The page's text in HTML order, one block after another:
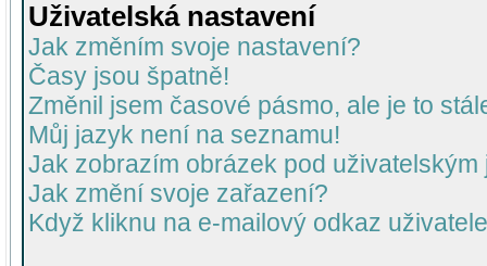
Uživatelská nastavení
Jak změním svoje nastavení?
Časy jsou špatně!
Změnil jsem časové pásmo, ale je to
Můj jazyk není na seznamu!
Jak zobrazím obrázek pod uživatelským
Jak změní svoje zařazení?
Když kliknu na e-mailový odkaz